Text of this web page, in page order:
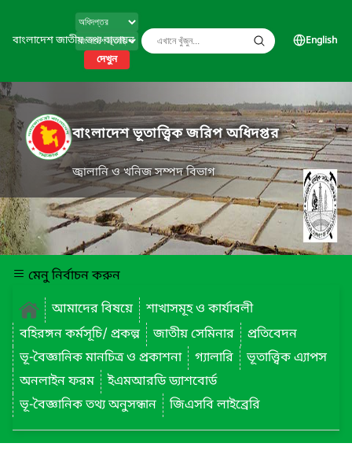
বাংলাদেশ জাতীয় তথ্য বাতায়ন
দেখুন
English
বাংলাদেশ ভূতাত্ত্বিক জরিপ অধিদপ্তর
জ্বালানি ও খনিজ সম্পদ বিভাগ
মেনু নির্বাচন করুন
আমাদের বিষয়ে
শাখাসমূহ ও কার্যাবলী
বহিরঙ্গন কর্মসূচি/ প্রকল্প
জাতীয় সেমিনার
প্রতিবেদন
ভূ-বৈজ্ঞানিক মানচিত্র ও প্রকাশনা
গ্যালারি
ভূতাত্ত্বিক এ্যাপস
অনলাইন ফরম
ইএমআরডি ড্যাশবোর্ড
ভূ-বৈজ্ঞানিক তথ্য অনুসন্ধান
জিএসবি লাইব্রেরি